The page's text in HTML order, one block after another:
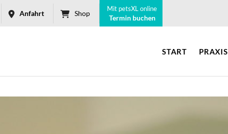
Anfahrt Shop
Mit petsXL online
Termin buchen
START PRAXIS